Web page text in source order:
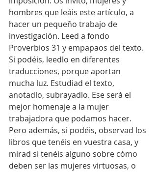
hombres que leáis este artículo, a
hacer un pequeño trabajo de
investigación. Leed a fondo
Proverbios 31 y empapaos del texto.
Si podéis, leedlo en diferentes
traducciones, porque aportan
mucha luz. Estudiad el texto,
anotadlo, subrayadlo. Ese será el
mejor homenaje a la mujer
trabajadora que podamos hacer.
Pero además, si podéis, observad los
libros que tenéis en vuestra casa, y
mirad si tenéis alguno sobre cómo
deben ser las mujeres virtuosas, o